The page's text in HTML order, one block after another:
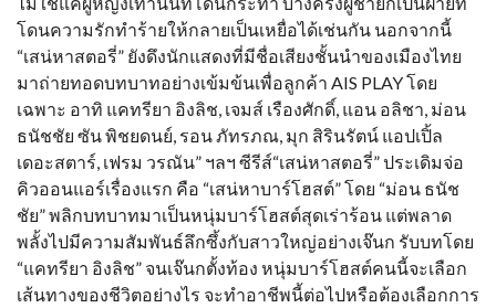
โดนความรักทำร้ายให้กลายเป็นเหยื่อได้เช่นกัน นอกจากนี้
“เสน่หาสตอรี่” ยังดึงนักแสดงที่มีชื่อเสียงชั้นนำของเมืองไทย
มาถ่ายทอดบทบาทอย่างเข้มข้นเพื่อลูกค้า AIS PLAY โดย
เฉพาะ อาทิ แคทรียา อิงลิช, เจมส์ เรืองศักดิ์, แอน อลิชา, ม่อน
ธนัชชัย ซัน พิชยดนย์, รอน ภัทรภณ, มุก สิรินรัตน์ แอปเปิ้ล
เดอะสตาร์, เฟรม วรณัน” ฯลฯ ซีรีส์“เสน่หาสตอรี่” ประเดิมจ่อ
คิวออนแอร์เรื่องแรก คือ “เสน่หาบาร์โฮสต์” โดย “ม่อน ธนัช
ชัย” พลิกบทบาทมาเป็นหนุ่มบาร์โฮสต์สุดเร่าร้อน แต่พลาด
พลั้งไปมีความสัมพันธ์ลึกซึ้งกับสาวใหญ่อย่างเจ๊นก รับบทโดย
“แคทรียา อิงลิช” จนเจ๊นกตั้งท้อง หนุ่มบาร์โฮสต์คนนี้จะเลือก
เส้นทางของชีวิตอย่างไร จะทำอาชีพนี้ต่อไปหรือต้องเลือกการ